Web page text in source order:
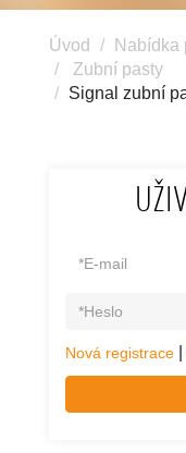
Úvod Nabídka
Zubní pasty
Signal zubní
Nová registrace